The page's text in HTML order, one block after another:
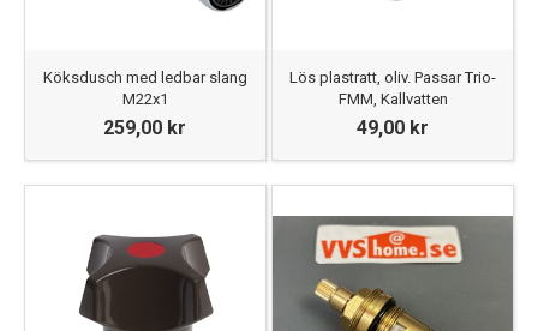
Köksdusch med ledbar slang
M22x1
259,00 kr
Lös plastratt, oliv. Passar Trio-
FMM, Kallvatten
49,00 kr